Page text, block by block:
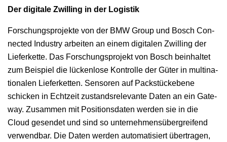
Der dig­i­tale Zwill­ing in der Logistik
Forschung­spro­jek­te von der BMW Group und Bosch Con­
nect­ed Indus­try arbeit­en an einem dig­i­tal­en Zwill­ing der
Liefer­kette. Das Forschung­spro­jekt von Bosch bein­hal­tet
zum Beispiel die lück­en­lose Kon­trolle der Güter in multi­na­
tionalen Liefer­ket­ten. Sen­soren auf Pack­stückebene
schick­en in Echtzeit zus­tand­srel­e­vante Dat­en an ein Gate­
way. Zusam­men mit Posi­tions­dat­en wer­den sie in die
Cloud gesendet und sind so unternehmen­süber­greifend
ver­wend­bar. Die Dat­en wer­den automa­tisiert über­tra­gen,